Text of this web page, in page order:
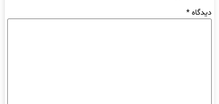
دیدگاه*